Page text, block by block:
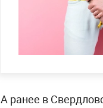
А ранее в